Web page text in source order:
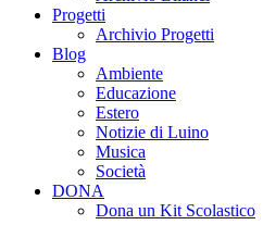
Progetti
Archivio Progetti
Blog
Ambiente
Educazione
Estero
Notizie di Luino
Musica
Società
DONA
Dona un Kit Scolastico